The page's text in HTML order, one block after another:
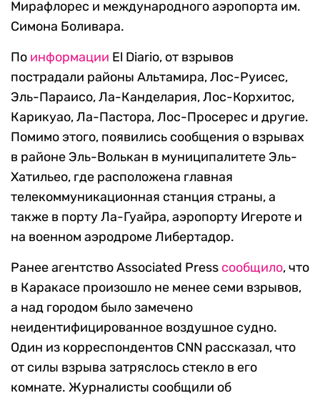
Мирафлорес и международного аэропорта им.
Симона Боливара.
По информации El Diario, от взрывов
пострадали районы Альтамира, Лос-Руисес,
Эль-Параисо, Ла-Канделария, Лос-Корхитос,
Карикуао, Ла-Пастора, Лос-Просерес и другие.
Помимо этого, появились сообщения о взрывах
в районе Эль-Волькан в муниципалитете Эль-
Хатильео, где расположена главная
телекоммуникационная станция страны, а
также в порту Ла-Гуайра, аэропорту Игероте и
на военном аэродроме Либертадор.
Ранее агентство Associated Press сообщило, что
в Каракасе произошло не менее семи взрывов,
а над городом было замечено
неидентифицированное воздушное судно.
Один из корреспондентов CNN рассказал, что
от силы взрыва затряслось стекло в его
комнате. Журналисты сообщили об